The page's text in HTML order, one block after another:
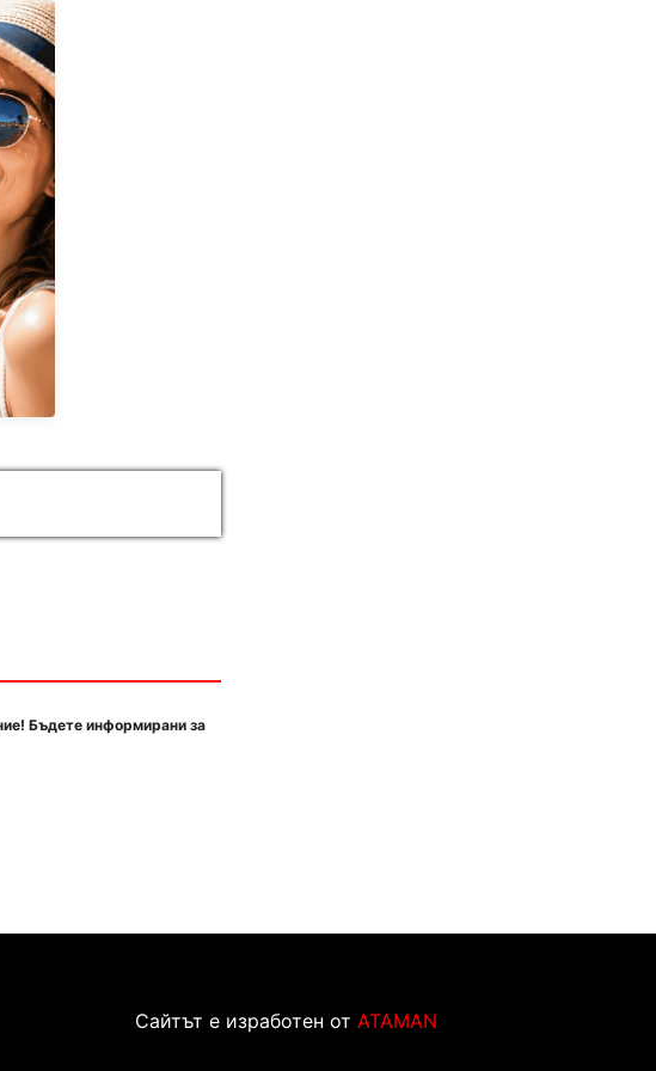
Бъдете информирани за
Сайтът е изработен от ATAMAN